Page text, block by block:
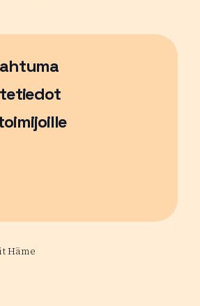
uudessa ikkunassa
uudessa ikkunassa
uudessa ikkunassa
uudessa
avautuu uudessa
Häme